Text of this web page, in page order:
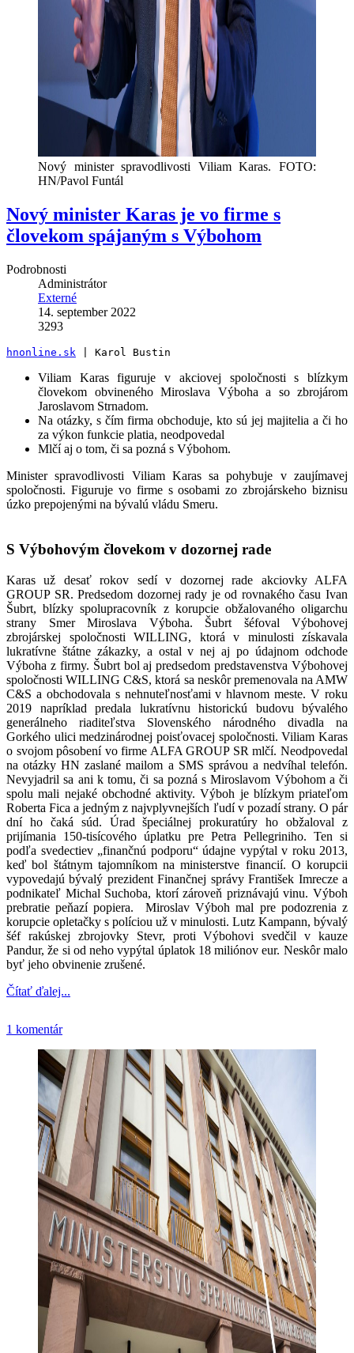
Nový minister spravodlivosti Viliam Karas. FOTO:
HN/Pavol Funtál
Nový minister Karas je vo firme s
človekom spájaným s Výbohom
Podrobnosti
Administrátor
Externé
14. september 2022
3293
hnonline.sk | Karol Bustin
Viliam Karas figuruje v akciovej spoločnosti s blízkym
človekom obvineného Miroslava Výboha a so zbrojárom
Jaroslavom Strnadom.
Na otázky, s čím firma obchoduje, kto sú jej majitelia a či ho
za výkon funkcie platia, neodpovedal
Mlčí aj o tom, či sa pozná s Výbohom.
Minister spravodlivosti Viliam Karas sa pohybuje v zaujímavej
spoločnosti. Figuruje vo firme s osobami zo zbrojárskeho biznisu
úzko prepojenými na bývalú vládu Smeru.
S Výbohovým človekom v dozornej rade
Karas už desať rokov sedí v dozornej rade akciovky ALFA
GROUP SR. Predsedom dozornej rady je od rovnakého času Ivan
Šubrt, blízky spolupracovník z korupcie obžalovaného oligarchu
strany Smer Miroslava Výboha. Šubrt šéfoval Výbohovej
zbrojárskej spoločnosti WILLING, ktorá v minulosti získavala
lukratívne štátne zákazky, a ostal v nej aj po údajnom odchode
Výboha z firmy. Šubrt bol aj predsedom predstavenstva Výbohovej
spoločnosti WILLING C&S, ktorá sa neskôr premenovala na AMW
C&S a obchodovala s nehnuteľnosťami v hlavnom meste. V roku
2019 napríklad predala lukratívnu historickú budovu bývalého
generálneho riaditeľstva Slovenského národného divadla na
Gorkého ulici medzinárodnej poisťovacej spoločnosti. Viliam Karas
o svojom pôsobení vo firme ALFA GROUP SR mlčí. Neodpovedal
na otázky HN zaslané mailom a SMS správou a nedvíhal telefón.
Nevyjadril sa ani k tomu, či sa pozná s Miroslavom Výbohom a či
spolu mali nejaké obchodné aktivity. Výboh je blízkym priateľom
Roberta Fica a jedným z najvplyvnejších ľudí v pozadí strany. O pár
dní ho čaká súd. Úrad špeciálnej prokuratúry ho obžaloval z
prijímania 150-tisícového úplatku pre Petra Pellegriniho. Ten si
podľa svedectiev „finančnú podporu“ údajne vypýtal v roku 2013,
keď bol štátnym tajomníkom na ministerstve financií. O korupcii
vypovedajú bývalý prezident Finančnej správy František Imrecze a
podnikateľ Michal Suchoba, ktorí zároveň priznávajú vinu. Výboh
prebratie peňazí popiera. Miroslav Výboh mal pre podozrenia z
korupcie opletačky s políciou už v minulosti. Lutz Kampann, bývalý
šéf rakúskej zbrojovky Stevr, proti Výbohovi svedčil v kauze
Pandur, že si od neho vypýtal úplatok 18 miliónov eur. Neskôr malo
byť jeho obvinenie zrušené.
Čítať ďalej...
1 komentár